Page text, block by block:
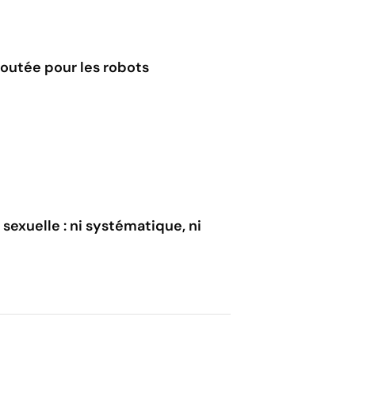
pour les robots
: ni systématique, ni